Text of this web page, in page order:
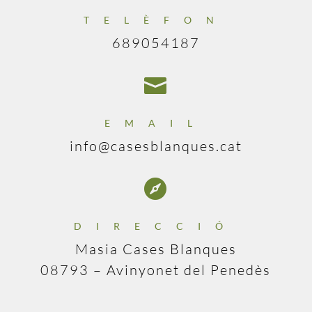
TELÈFON
689054187

EMAIL
info@casesblanques.cat

DIRECCIÓ
Masia Cases Blanques
08793 – Avinyonet del Penedès